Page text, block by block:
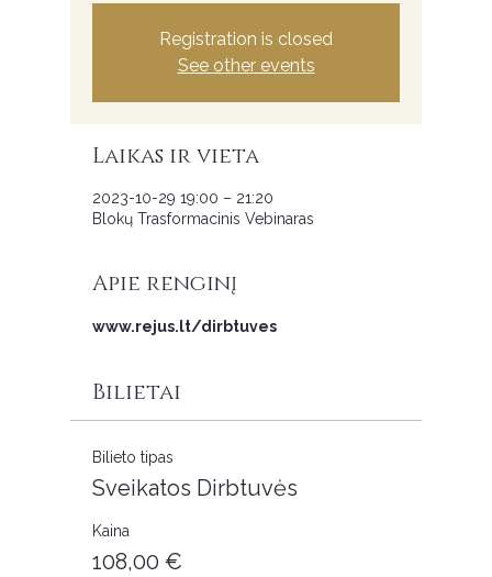
Registration is closed
See other events
Laikas ir vieta
2023-10-29 19:00 – 21:20
Blokų Trasformacinis Vebinaras
Apie renginį
www.rejus.lt/dirbtuves
Bilietai
Bilieto tipas
Sveikatos Dirbtuvės
Kaina
108,00 €